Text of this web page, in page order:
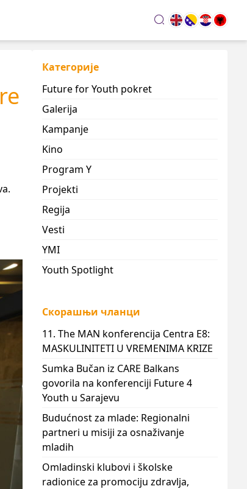
search
Категорије
Future for Youth pokret
Galerija
Kampanje
Kino
Program Y
Projekti
Regija
Vesti
YMI
Youth Spotlight
Скорашњи чланци
11. The MAN konferencija Centra E8:
MASKULINITETI U VREMENIMA KRIZE
Sumka Bučan iz CARE Balkans
govorila na konferenciji Future 4
Youth u Sarajevu
Budućnost za mlade: Regionalni
partneri u misiji za osnaživanje
mladih
Omladinski klubovi i školske
radionice za promociju zdravlja,